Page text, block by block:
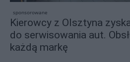
sponsorowane
Kierowcy z Olsztyna
do serwisowania aut.
każdą markę